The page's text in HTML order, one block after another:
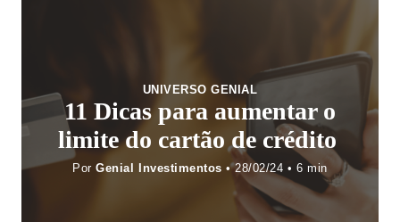
UNIVERSO GENIAL
11 Dicas para aumentar o
limite do cartão de crédito
PorGenial Investimentos • 28/02/24 •